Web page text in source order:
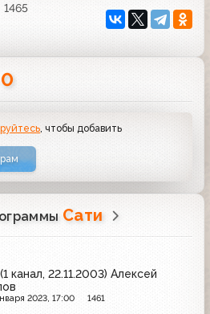
1465
0
, чтобы добавить
Сати
канал, 22.11.2003) Алексей
2023, 17:00 1461